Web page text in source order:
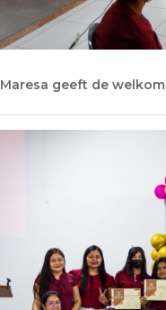
Maresa geeft de